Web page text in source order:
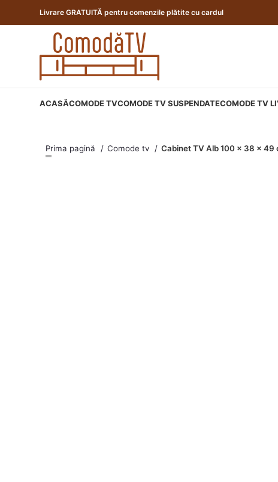
Livrare GRATUITĂ pentru comenzile plătite cu cardul
ACASĂCOMODE TVCOMODE TV SUSPENDATECOMODE TV
Prima pagină Comode tv Cabinet TV Alb 100 x 38 x 49